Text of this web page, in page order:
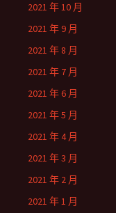
2021 年 10 月
2021 年 9 月
2021 年 8 月
2021 年 7 月
2021 年 6 月
2021 年 5 月
2021 年 4 月
2021 年 3 月
2021 年 2 月
2021 年 1 月